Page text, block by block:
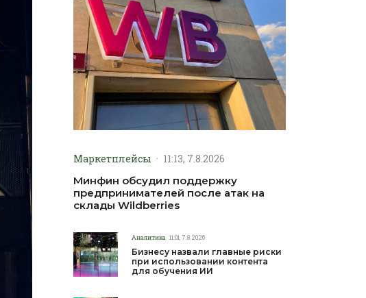
Маркетплейсы · 11:13, 7.8.2026
Минфин обсудил поддержку
предпринимателей после атак на
склады Wildberries
Аналитика 11:01, 7.8.2026
Бизнесу назвали главные риски
при использовании контента
для обучения ИИ